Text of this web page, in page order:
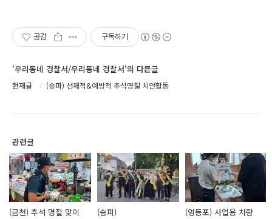
공감 구독하기
'우리동네 경찰서/우리동네 경찰서'의 다른글
현재글 (송파) 선제적&예방적 추석명절 치안활동
관련글
(금천) 추석 명절 맞이
(송파)
(영등포) 사업용 차량